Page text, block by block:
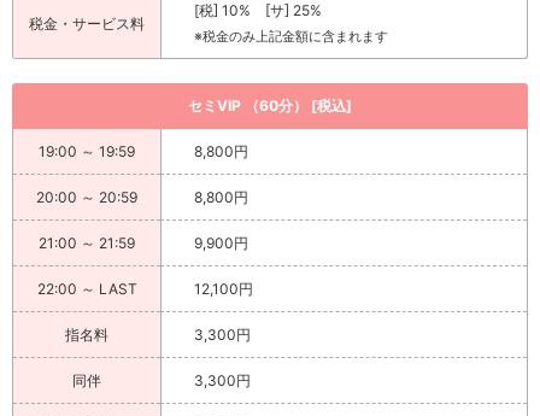
税金・サービス料
[税] 10% [サ] 25%
※税金のみ上記金額に含まれます
セミVIP （60分） [税込]
19:00 ～ 19:59 8,800円
20:00 ～ 20:59 8,800円
21:00 ～ 21:59 9,900円
22:00 ～ LAST 12,100円
指名料 3,300円
同伴 3,300円